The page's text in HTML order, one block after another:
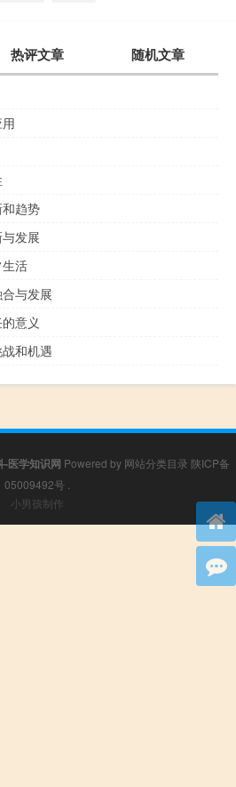
热评文章 随机文章
趋势
发展
活
与发展
意义
和机遇
-医学知识网 Powered by 网站分类目录 陕ICP备
05009492号
小男孩制作